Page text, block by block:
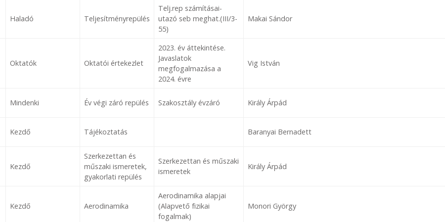
Haladó Teljesítményrepülés
Telj.rep számításai-
utazó seb meghat.(III/3-
55)
Makai Sándor
Oktatók Oktatói értekezlet
2023. év áttekintése.
Javaslatok
megfogalmazása a
2024. évre
Vig István
Mindenki Év végi záró repülés Szakosztály évzáró Király Árpád
Kezdő Tájékoztatás Baranyai Bernadett
Kezdő
Szerkezettan és
műszaki ismeretek,
gyakorlati repülés
Szerkezettan és műszaki
ismeretek
Király Árpád
Kezdő Aerodinamika
Aerodinamika alapjai
(Alapvető fizikai
fogalmak)
Monori György